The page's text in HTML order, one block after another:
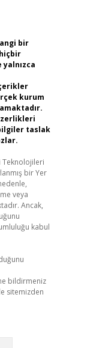
bir
yalnızca
kurum
taslak
Teknolojileri
bir Yer
veya
Ancak,
kabul
bildirmeniz
sitemizden